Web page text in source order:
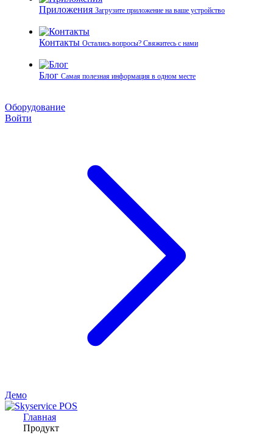
Приложения Загрузите приложение на ваше устройство
Контакты Остались вопросы? Свяжитесь с нами
Блог Самая полезная информация в одном месте
Оборудование
Войти
Демо
Главная
Продукт